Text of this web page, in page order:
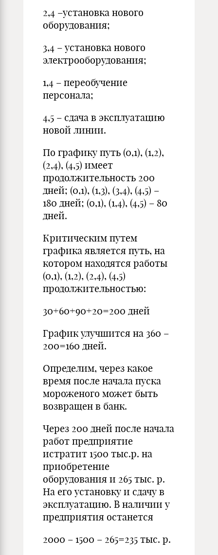
2,4 –установка нового
оборудования;
3,4 – установка нового
электрооборудования;
1,4 – переобучение
персонала;
4,5 – сдача в эксплуатацию
новой линии.
По графику путь (0,1), (1,2),
(2,4), (4,5) имеет
продолжительность 200
дней; (0,1), (1,3), (3,4), (4,5) –
180 дней; (0,1), (1,4), (4,5) – 80
дней.
Критическим путем
графика является путь, на
котором находятся работы
(0,1), (1,2), (2,4), (4,5)
продолжительностью:
30+60+90+20=200 дней
График улучшится на 360 –
200=160 дней.
Определим, через какое
время после начала пуска
мороженого может быть
возвращен в банк.
Через 200 дней после начала
работ предприятие
истратит 1500 тыс.р. на
приобретение
оборудования и 265 тыс. р.
На его установку и сдачу в
эксплуатацию. В наличии у
предприятия останется
2000 – 1500 – 265=235 тыс. р.